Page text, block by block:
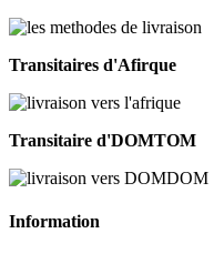
Transitaires d'Afirque
Transitaire d'DOMTOM
Information